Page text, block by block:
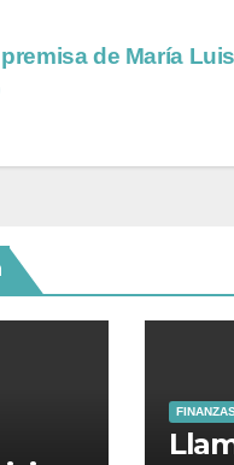
de María